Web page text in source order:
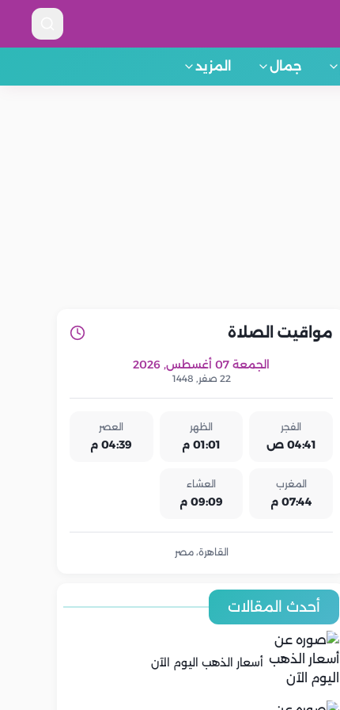
جمال المزيد
مواقيت الصلاة
الجمعة 07 أغسطس, 2026
22 صفر, 1448
الفجر
04:41 ص
الظهر
01:01 م
العصر
04:39 م
المغرب
07:44 م
العشاء
09:09 م
القاهرة، مصر
أحدث المقالات
أسعار الذهب اليوم الآن